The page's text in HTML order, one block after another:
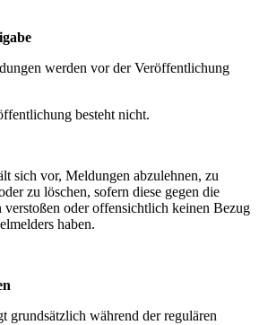
werden vor der Veröffentlichung
besteht nicht.
sich vor, Meldungen abzulehnen, zu
zu löschen, sofern diese gegen die
verstoßen oder offensichtlich keinen Bezug
haben.
grundsätzlich während der regulären